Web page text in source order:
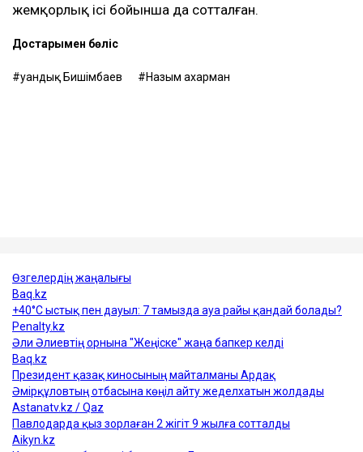
жемқорлық ісі бойынша да сотталған.
Достарыңмен бөліс
Қуандық Бишімбаев Назым Қахарман